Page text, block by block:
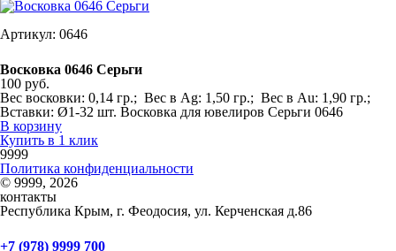
Артикул: 0646
Восковка 0646 Серьги
100 руб.
Вес восковки: 0,14 гр.; Вес в Ag: 1,50 гр.; Вес в Au: 1,90 гр.;
Вставки: Ø1-32 шт. Восковка для ювелиров Серьги 0646
В корзину
Купить в 1 клик
9999
Политика конфиденциальности
© 9999, 2026
контакты
Республика Крым, г. Феодосия, ул. Керченская д.86
+7 (978) 9999 700